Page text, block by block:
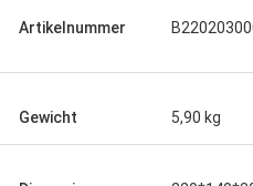
Artikelnummer
Gewicht 5,90 kg